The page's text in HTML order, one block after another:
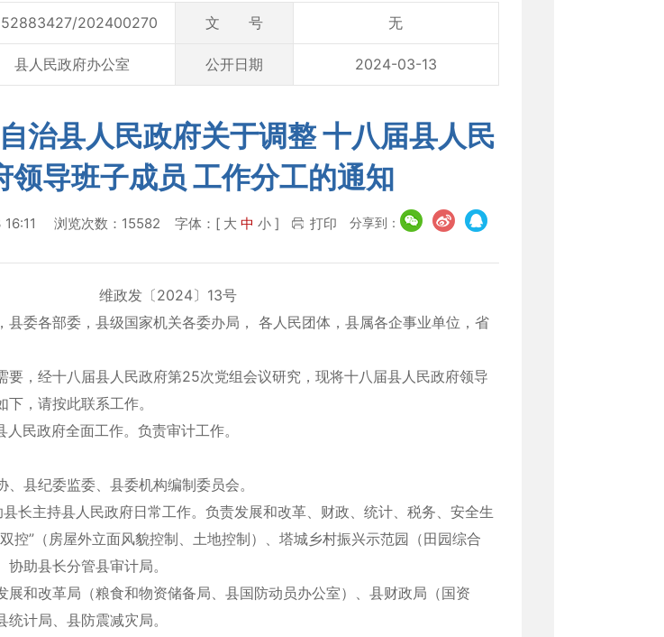
202400270 文 号 无
县人民政府办公室 公开日期 2024-03-13
治县人民政府关于调整 十八届县人民
领导班子成员 工作分工的通知
16:11 浏览次数：15582 字体：[ 大 中 小 ] 打印 分享到：
维政发〔2024〕13号
县委各部委，县级国家机关各委办局， 各人民团体，县属各企事业单位，省
要，经十八届县人民政府第25次党组会议研究，现将十八届县人民政府领导
，请按此联系工作。
民政府全面工作。负责审计工作。
、县纪委监委、县委机构编制委员会。
长主持县人民政府日常工作。负责发展和改革、财政、统计、税务、安全生
控”（房屋外立面风貌控制、土地控制）、塔城乡村振兴示范园（田园综合
助县长分管县审计局。
展和改革局（粮食和物资储备局、县国防动员办公室）、县财政局（国资
计局、县防震减灾局。